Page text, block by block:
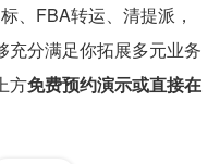
、FBA转运、清提派，
充分满足你拓展多元业务
方免费预约演示或直接在